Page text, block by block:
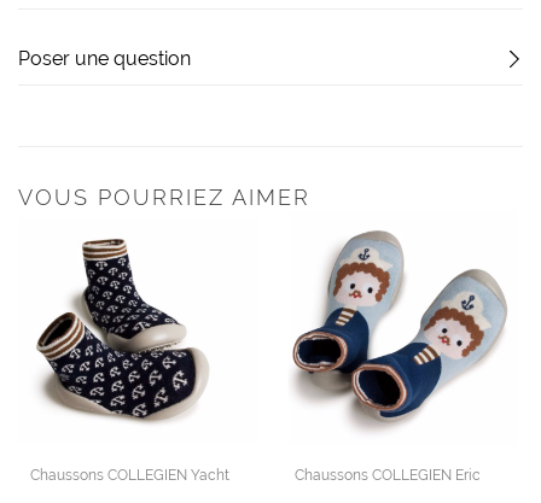
Poser une question
VOUS POURRIEZ AIMER
Chaussons COLLEGIEN Yacht Chaussons COLLEGIEN Eric